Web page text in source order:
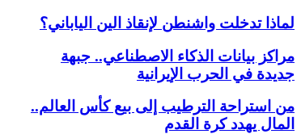
لماذا تدخلت واشنطن لإنقاذ الين الياباني؟
مراكز بيانات الذكاء الاصطناعي.. جبهة
جديدة في الحرب الإيرانية
من استراحة الترطيب إلى بيع كأس العالم..
المال يهدد كرة القدم